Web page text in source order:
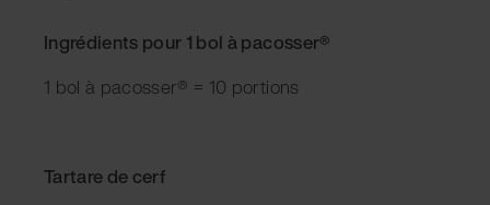
Ingrédients pour 1 bol à pacosser®
1 bol à pacosser® = 10 portions
Tartare de cerf